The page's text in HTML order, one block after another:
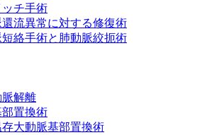
チ手術
流異常に対する修復術
絡手術と肺動脈絞扼術
解離
置換術
存大動脈基部置換術